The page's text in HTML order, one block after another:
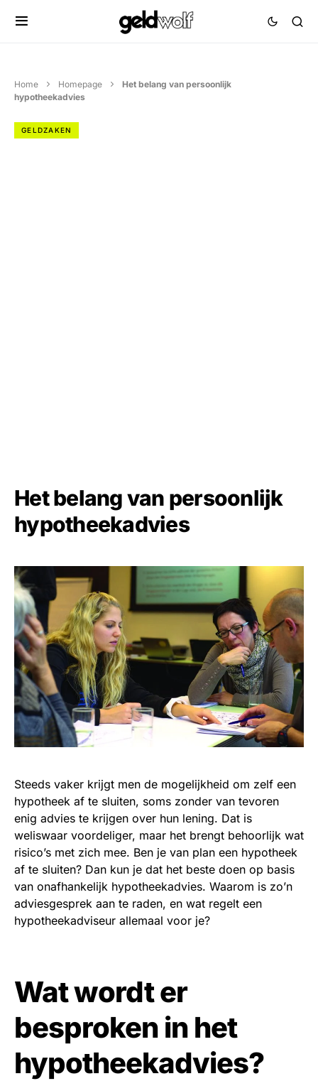
Home Homepage
Het belang van persoonlijk
hypotheekadvies
GELDZAKEN
Het belang van persoonlijk
hypotheekadvies
Steeds vaker krijgt men de mogelijkheid om zelf een
hypotheek af te sluiten, soms zonder van tevoren
enig advies te krijgen over hun lening. Dat is
weliswaar voordeliger, maar het brengt behoorlijk wat
risico’s met zich mee. Ben je van plan een hypotheek
af te sluiten? Dan kun je dat het beste doen op basis
van onafhankelijk hypotheekadvies. Waarom is zo’n
adviesgesprek aan te raden, en wat regelt een
hypotheekadviseur allemaal voor je?
Wat wordt er
besproken in het
hypotheekadvies?